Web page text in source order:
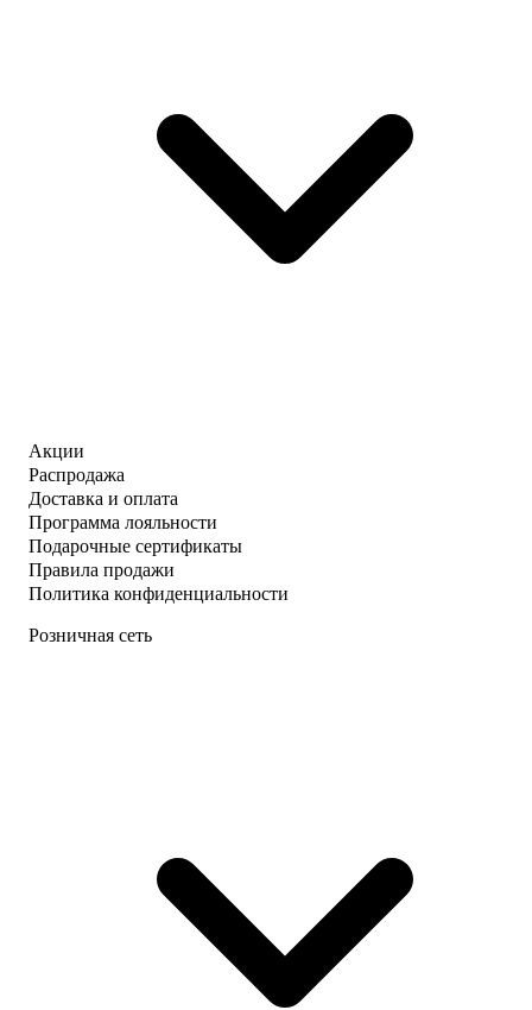
Акции
Распродажа
Доставка и оплата
Программа лояльности
Подарочные сертификаты
Правила продажи
Политика конфиденциальности
Розничная сеть